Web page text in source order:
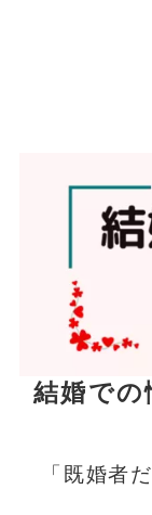
結婚での
「既婚者